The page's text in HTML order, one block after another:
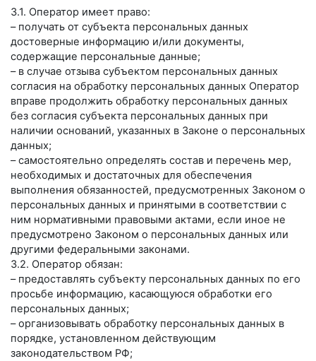
3.1. Оператор имеет право:
– получать от субъекта персональных данных
достоверные информацию и/или документы,
содержащие персональные данные;
– в случае отзыва субъектом персональных данных
согласия на обработку персональных данных Оператор
вправе продолжить обработку персональных данных
без согласия субъекта персональных данных при
наличии оснований, указанных в Законе о персональных
данных;
– самостоятельно определять состав и перечень мер,
необходимых и достаточных для обеспечения
выполнения обязанностей, предусмотренных Законом о
персональных данных и принятыми в соответствии с
ним нормативными правовыми актами, если иное не
предусмотрено Законом о персональных данных или
другими федеральными законами.
3.2. Оператор обязан:
– предоставлять субъекту персональных данных по его
просьбе информацию, касающуюся обработки его
персональных данных;
– организовывать обработку персональных данных в
порядке, установленном действующим
законодательством РФ;